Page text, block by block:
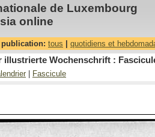
de Luxembourg
online
tous quotidiens et
illustrierte Wochenschrift :
Fascicule